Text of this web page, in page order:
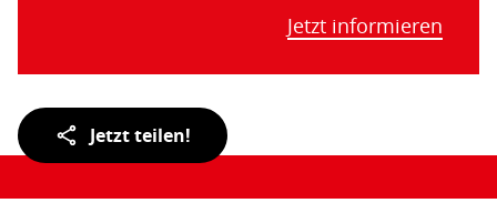
Jetzt informieren
Teilen
der
Jetzt teilen!